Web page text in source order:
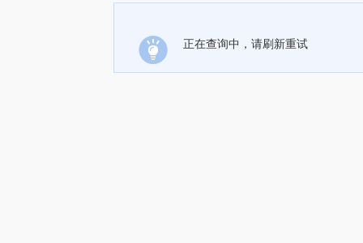
正在查询中，请刷新重试